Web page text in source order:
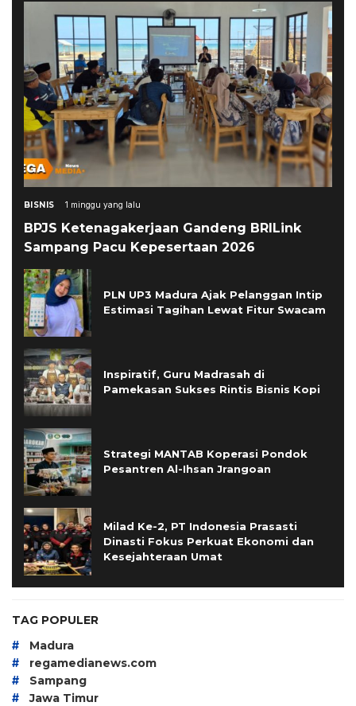
BISNIS 1 minggu yang lalu
BPJS Ketenagakerjaan Gandeng BRILink
Sampang Pacu Kepesertaan 2026
PLN UP3 Madura Ajak Pelanggan Intip
Estimasi Tagihan Lewat Fitur Swacam
Inspiratif, Guru Madrasah di
Pamekasan Sukses Rintis Bisnis Kopi
Strategi MANTAB Koperasi Pondok
Pesantren Al-Ihsan Jrangoan
Milad Ke-2, PT Indonesia Prasasti
Dinasti Fokus Perkuat Ekonomi dan
Kesejahteraan Umat
TAG POPULER
# Madura
# regamedianews.com
# Sampang
# Jawa Timur